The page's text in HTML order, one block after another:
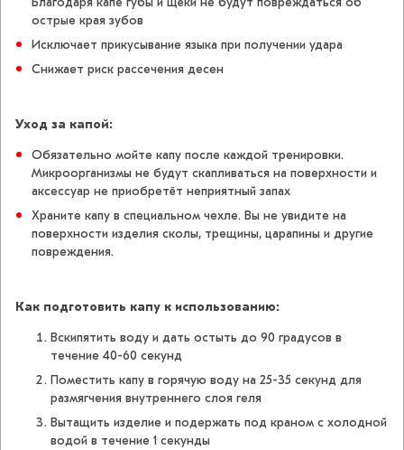
острые края зубов
Исключает прикусывание языка при получении удара
Cнижает риск рассечения десен
Уход за капой:
Обязательно мойте капу после каждой тренировки.
Микроорганизмы не будут скапливаться на поверхности и
аксессуар не приобретёт неприятный запах
Храните капу в специальном чехле. Вы не увидите на
поверхности изделия сколы, трещины, царапины и другие
повреждения.
Как подготовить капу к использованию:
Вскипятить воду и дать остыть до 90 градусов в
течение 40-60 секунд
Поместить капу в горячую воду на 25-35 секунд для
размягчения внутреннего слоя геля
Вытащить изделие и подержать под краном с холодной
водой в течение 1 секунды